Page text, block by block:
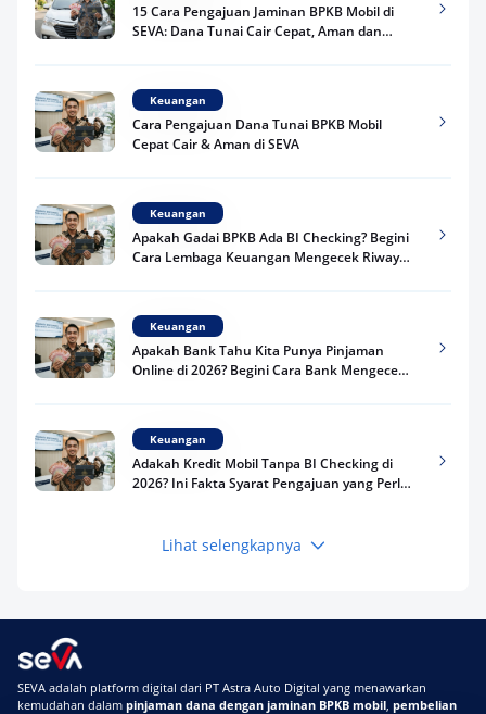
15 Cara Pengajuan Jaminan BPKB Mobil di
SEVA: Dana Tunai Cair Cepat, Aman dan
Keuangan
Cara Pengajuan Dana Tunai BPKB Mobil
Cepat Cair & Aman di SEVA
Keuangan
Apakah Gadai BPKB Ada BI Checking? Begini
Cara Lembaga Keuangan Mengecek Riwayat
Keuangan
Apakah Bank Tahu Kita Punya Pinjaman
Online di 2026? Begini Cara Bank Mengecek
Keuangan
Adakah Kredit Mobil Tanpa BI Checking di
2026? Ini Fakta Syarat Pengajuan yang Perlu
Keuangan
Terpercaya
Telat Bayar Pinjol 2 Hari, Apakah Langsung
Masuk BI Checking? Simak Peraturan
Lihat selengkapnya
SEVA adalah platform digital dari PT Astra Auto Digital yang menawarkan
kemudahan dalam pinjaman dana dengan jaminan BPKB mobil pembelian